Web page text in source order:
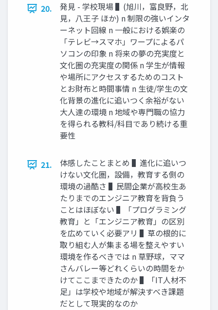
20.
発⾒ - 学校現場 ▌(旭川，富良野，北
⾒，⼋王⼦ ほか) n 制限の強いインタ
ーネット回線 n ⼀般における娯楽の
「テレビ→スマホ」ワープによるパ
ソコンの印象 n 将来の夢の充実度と
⽂化圏の充実度の関係 n 学⽣が情報
や場所にアクセスするためのコスト
とお財布と時間事情 n ⽣徒/学⽣の⽂
化背景の進化に追いつく余裕がない
⼤⼈達の環境 n 地域や専⾨職の協⼒
を得られる教科/科⽬であり続ける重
要性
21.
体感したことまとめ ▌進化に追いつ
けない⽂化圏，設備，教育する側の
環境の過酷さ ▌⺠間企業が⾼校⽣あ
たりまでのエンジニア教育を背負う
ことはほぼない ▌「プログラミング
教育」と「エンジニア教育」の区別
を広めていく必要アリ ▌草の根的に
取り組む⼈が集まる場を整えやすい
環境を作るべきでは n 草野球，ママ
さんバレー等どれくらいの時間をか
けてここまできたのか ▌「IT⼈材不
⾜」は学校や地域が解決すべき課題
だとして現実的なのか